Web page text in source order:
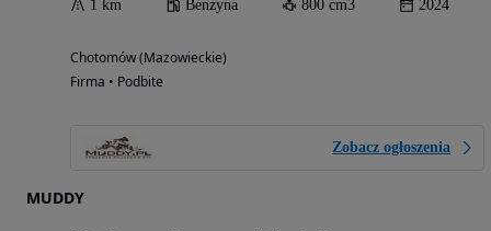
1 km Benzyna 800 cm3 2024
Chotomów (Mazowieckie)
Firma • Podbite
Zobacz ogłoszenia
MUDDY